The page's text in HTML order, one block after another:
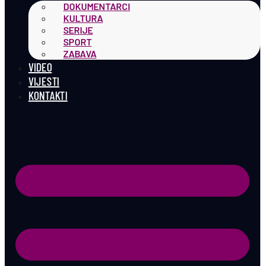
DOKUMENTARCI
KULTURA
SERIJE
SPORT
ZABAVA
VIDEO
VIJESTI
KONTAKTI